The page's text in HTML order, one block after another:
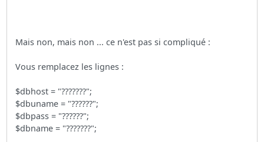
Mais non, mais non ... ce n'est pas si compliqué :
Vous remplacez les lignes :
$dbhost = "???????";
$dbuname = "??????";
$dbpass = "??????";
$dbname = "???????";